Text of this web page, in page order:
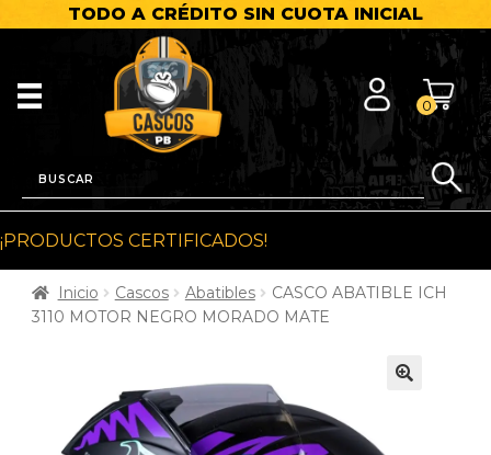
TODO A CRÉDITO SIN CUOTA INICIAL
0
¡PRODUCTOS CERTIFICADOS!
Inicio Cascos Abatibles
CASCO ABATIBLE ICH
3110 MOTOR NEGRO MORADO MATE